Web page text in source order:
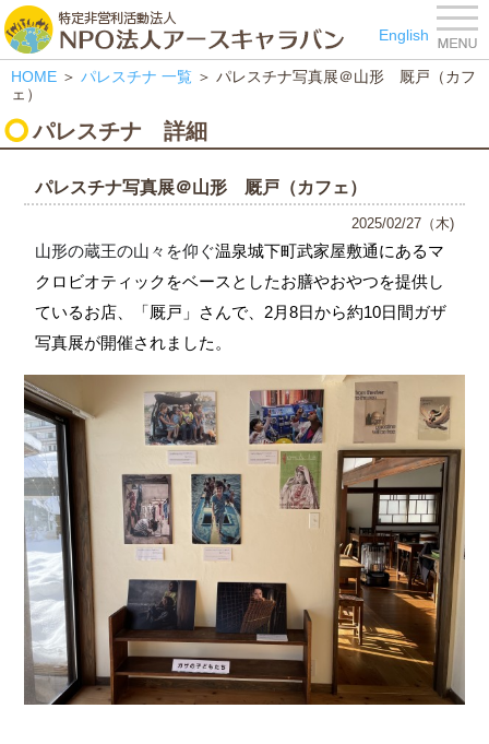
特定非営利活動法人 NPO
English
HOME ＞ パレスチナ 一覧 ＞ パレスチナ写真展＠山形 厩戸（カフ
ェ）
パレスチナ 詳細
パレスチナ写真展＠山形 厩戸（カフェ）
2025/02/27（木)
山形の蔵王の山々を仰ぐ温泉城下町武家屋敷通にあるマ
クロビオティックをベースとしたお膳やおやつを提供し
ているお店、「厩戸」さんで、2月8日から約10日間ガザ
写真展が開催されました。